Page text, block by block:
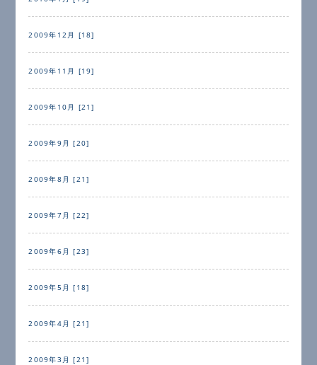
2009年12月 [18]
2009年11月 [19]
2009年10月 [21]
2009年9月 [20]
2009年8月 [21]
2009年7月 [22]
2009年6月 [23]
2009年5月 [18]
2009年4月 [21]
2009年3月 [21]